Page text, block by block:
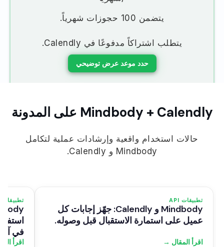
يتضمن 100 حجوزات شهرياً.
يتطلب اشتراكاً مدفوعًا في Calendly.
حدد موعد عرض توضيحي
Mindbody + Calendly على المدونة
حالات استخدام واقعية وإرشادات عملية لتكامل
Mindbody و Calendly.
تطبيقات API
Mindbody و Calendly: جهّز إجابات كل
عميل على استمارة الاستقبال قبل وصوله.
اقرأ المقال →
تطبيقات API
في
اقرأ